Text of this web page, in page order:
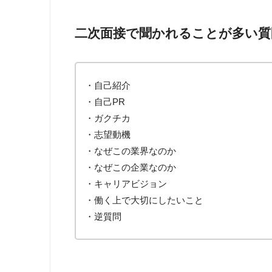
二次面接で聞かれることが多い
・自己紹介
・自己PR
・ガクチカ
・志望動機
・なぜこの業界なのか
・なぜこの企業なのか
・キャリアビジョン
・働く上で大切にしたいこと
・逆質問